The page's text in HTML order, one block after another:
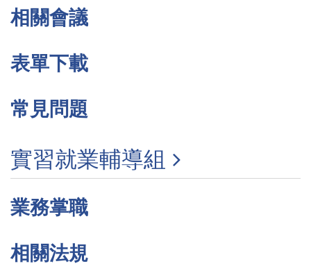
相關會議
表單下載
常見問題
實習就業輔導組
業務掌職
相關法規